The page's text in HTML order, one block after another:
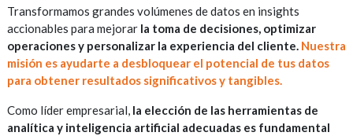
Transformamos grandes volúmenes de datos en insights
accionables para mejorar la toma de decisiones, optimizar
operaciones y personalizar la experiencia del cliente. Nuestra
misión es ayudarte a desbloquear el potencial de tus datos
para obtener resultados significativos y tangibles.
Como líder empresarial, la elección de las herramientas de
analítica y inteligencia artificial adecuadas es fundamental